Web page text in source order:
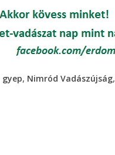
gyep, Nimród Vadászújság,